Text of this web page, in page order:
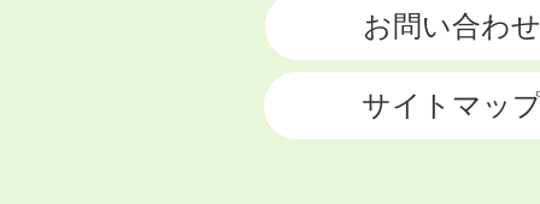
U
A
お問い合わせ
サイトマッ